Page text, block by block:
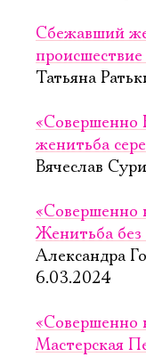
Сбежавший
Татьяна
«Совершенно
женитьба
Вячеслав
«Совершенно
Женитьба без
Александра
6.03.2024
«Совершенно
Мастерская